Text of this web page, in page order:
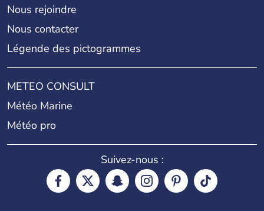
Nous rejoindre
Nous contacter
Légende des pictogrammes
METEO CONSULT
Météo Marine
Météo pro
Suivez-nous :